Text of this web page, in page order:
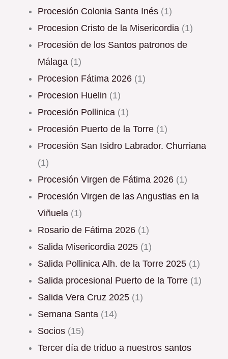
Procesión Colonia Santa Inés (1)
Procesion Cristo de la Misericordia (1)
Procesión de los Santos patronos de
Málaga (1)
procesion Fátima 2026 (1)
Procesion Huelin (1)
Procesión Pollinica (1)
Procesión Puerto de la Torre (1)
Procesión San Isidro Labrador. Churriana
(1)
Procesión Virgen de Fátima 2026 (1)
Procesión Virgen de las Angustias en la
Viñuela (1)
Rosario de Fátima 2026 (1)
Salida Misericordia 2025 (1)
Salida Pollinica Alh. de la Torre 2025 (1)
Salida procesional Puerto de la Torre (1)
Salida Vera Cruz 2025 (1)
Semana Santa (14)
Socios (15)
Tercer día de triduo a nuestros santos